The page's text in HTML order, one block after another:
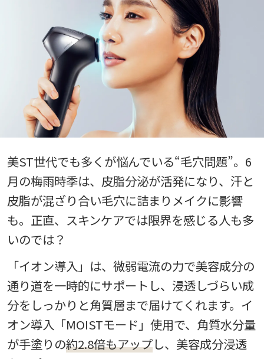
美ST世代でも多くが悩んでいる“毛穴問題”。6
月の梅雨時季は、皮脂分泌が活発になり、汗と
皮脂が混ざり合い毛穴に詰まりメイクに影響
も。正直、スキンケアでは限界を感じる人も多
いのでは？
「イオン導入」は、微弱電流の力で美容成分の
通り道を一時的にサポートし、浸透しづらい成
分をしっかりと角質層まで届けてくれます。イ
オン導入「MOISTモード」使用で、角質水分量
が手塗りの約2.8倍もアップし、美容成分浸透